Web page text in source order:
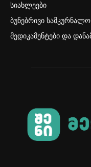
სიახლეები
ბუნებრივი
მედიკამენტები და